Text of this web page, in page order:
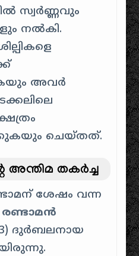
സ്വർണ്ണവും
നൽകി.
അവർ
ചെയ്തത്.
അന്തിമ തകർച്ച
ശേഷം വന്ന
ദുർബലനായ